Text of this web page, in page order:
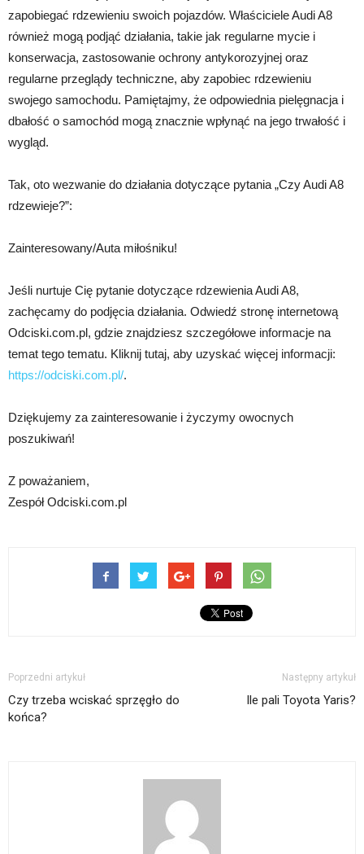
zapobiegać rdzewieniu swoich pojazdów. Właściciele Audi A8
również mogą podjąć działania, takie jak regularne mycie i
konserwacja, zastosowanie ochrony antykorozyjnej oraz
regularne przeglądy techniczne, aby zapobiec rdzewieniu
swojego samochodu. Pamiętajmy, że odpowiednia pielęgnacja i
dbałość o samochód mogą znacznie wpłynąć na jego trwałość i
wygląd.
Tak, oto wezwanie do działania dotyczące pytania „Czy Audi A8
rdzewieje?”:
Zainteresowany/Auta miłośniku!
Jeśli nurtuje Cię pytanie dotyczące rdzewienia Audi A8,
zachęcamy do podjęcia działania. Odwiedź stronę internetową
Odciski.com.pl, gdzie znajdziesz szczegółowe informacje na
temat tego tematu. Kliknij tutaj, aby uzyskać więcej informacji:
https://odciski.com.pl/.
Dziękujemy za zainteresowanie i życzymy owocnych
poszukiwań!
Z poważaniem,
Zespół Odciski.com.pl
Poprzedni artykuł
Czy trzeba wciskać sprzęgło do
końca?
Następny artykuł
Ile pali Toyota Yaris?